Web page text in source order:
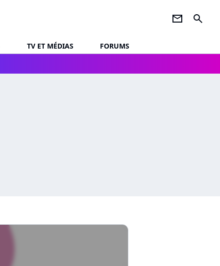
newsletter search
TV ET MÉDIAS
FORUMS